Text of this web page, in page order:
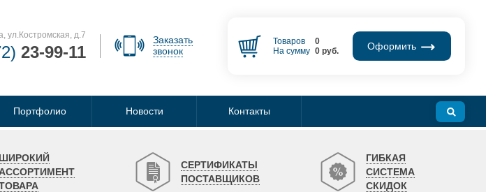
ул.Костромская, д.7
23-99-11
Заказать
звонок
Товаров
0
На сумму 0руб. Оформить
Портфолио Новости Контакты
ШИРОКИЙ
АССОРТИМЕНТ
СЕРТИФИКАТЫ
ПОСТАВЩИКОВ
ГИБКАЯ
СИСТЕМА
СКИДОК